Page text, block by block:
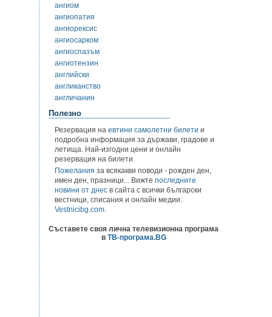
ангиом
ангиопатия
ангиорексис
ангиосарком
ангиоспазъм
ангиотензин
английски
англиканство
англичанин
Полезно
Резервация на евтини самолетни билети и
подробна информация за държави, градове и
летища. Най-изгодни цени и онлайн
резервация на билети.
Пожелания за всякакви поводи - рожден ден,
имен ден, празници... Вижте последните
новини от днес в сайта с всички български
вестници, списания и онлайн медии:
Vestnicibg.com.
Съставете своя лична телевизионна програма
в ТВ-програма.BG